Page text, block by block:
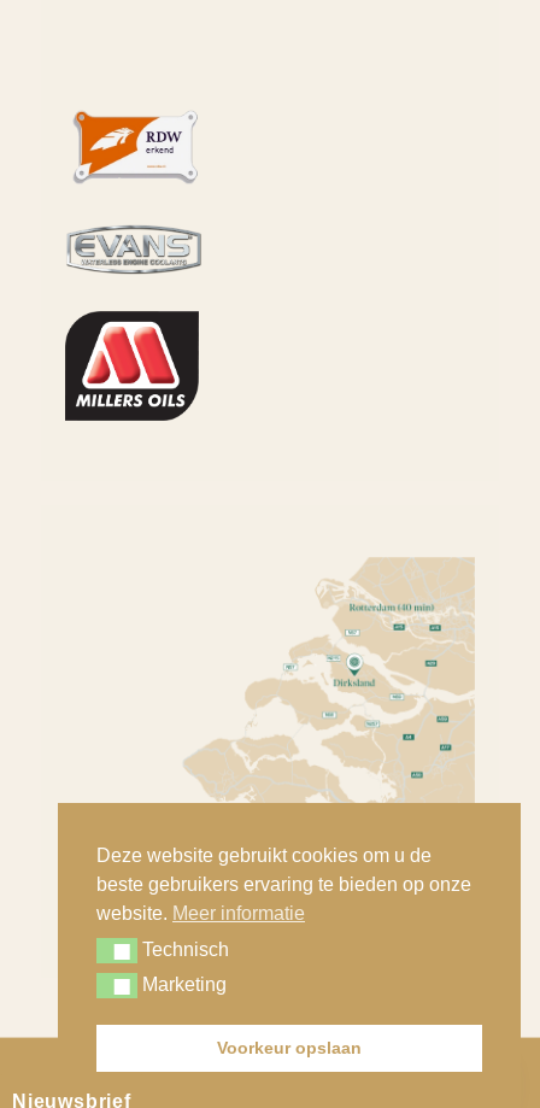
Deze website gebruikt cookies om u de
beste gebruikers ervaring te bieden op onze
website. Meer informatie
TechnischTechnisch
MarketingMarketing
Voorkeur opslaan
© Copyright - Nout Classic Cars B.V. |Privacy statement
Nieuwsbrief
Contact